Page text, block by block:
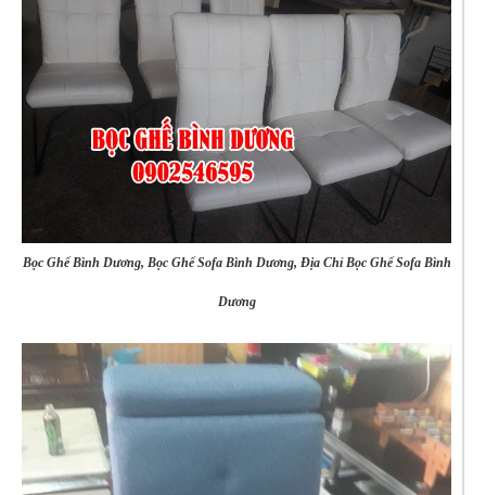
Bọc Ghế Bình Dương, Bọc Ghế Sofa Bình Dương, Địa Chỉ Bọc Ghế Sofa Bình
Dương